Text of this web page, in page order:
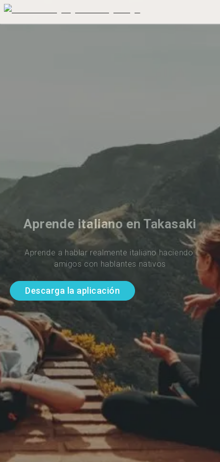
Aprende italiano en Takasaki
Aprende a hablar realmente italiano haciendo
amigos con hablantes nativos
Descarga la aplicación